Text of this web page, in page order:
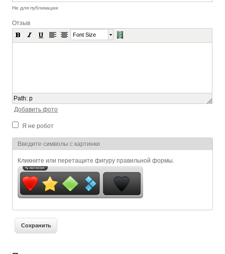
Не для публикации
Отзыв
Font Size
Path:p
Добавить фото
Я не робот
Я спамер
Введите символы с картинки
Кликните или перетащите фигуру правильной формы.